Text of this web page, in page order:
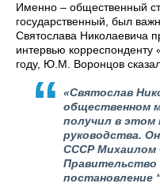
Именно – общественный
государственный, был
Святослава Николаевича
интервью корреспонденту
году, Ю.М. Воронцов
«Святослав
общественном
получил в этом
руководства.
СССР Михаилом
Правительство
постановление